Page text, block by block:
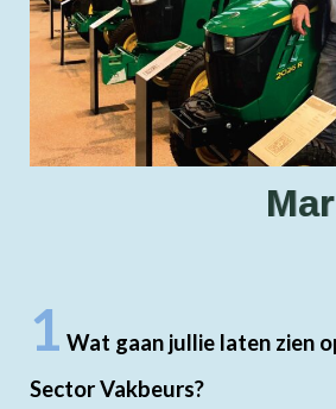
1 Wat gaan jullie laten zien
Sector Vakbeurs?